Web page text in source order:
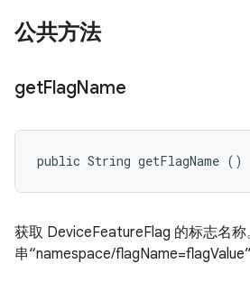
公共方法
getFlagName
public String getFlagName ()
获取 DeviceFeatureFlag 的标志名
串“namespace/